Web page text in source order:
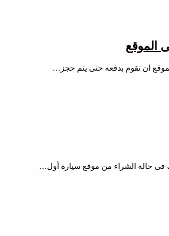
فى حالة الشراء من موقع سيارة أول…